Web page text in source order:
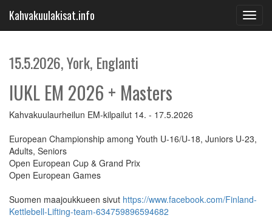
Kahvakuulakisat.info
15.5.2026, York, Englanti
IUKL EM 2026 + Masters
Kahvakuulaurheilun EM-kilpailut 14. - 17.5.2026
European Championship among Youth U-16/U-18, Juniors U-23,
Adults, Seniors
Open European Cup & Grand Prix
Open European Games
Suomen maajoukkueen sivut https://www.facebook.com/Finland-
Kettlebell-Lifting-team-634759896594682